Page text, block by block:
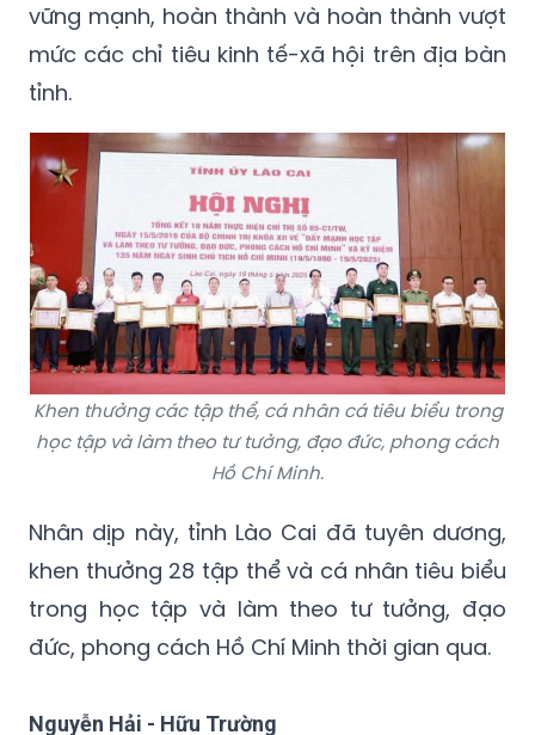
vững mạnh, hoàn thành và hoàn thành vượt
mức các chỉ tiêu kinh tế-xã hội trên địa bàn
tỉnh.
Khen thưởng các tập thể, cá nhân cá tiêu biểu trong
học tập và làm theo tư tưởng, đạo đức, phong cách
Hồ Chí Minh.
Nhân dịp này, tỉnh Lào Cai đã tuyên dương,
khen thưởng 28 tập thể và cá nhân tiêu biểu
trong học tập và làm theo tư tưởng, đạo
đức, phong cách Hồ Chí Minh thời gian qua.
Nguyễn Hải - Hữu Trường